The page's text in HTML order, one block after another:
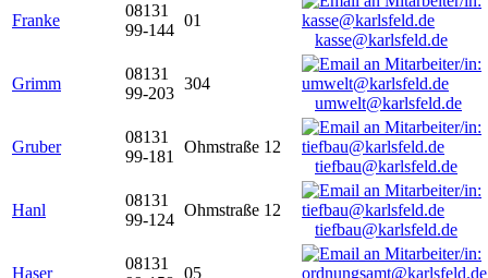
Franke
08131
99-144
01
kasse@karlsfeld.de
Grimm
08131
99-203
304
umwelt@karlsfeld.de
Gruber
08131
99-181
Ohmstraße 12
tiefbau@karlsfeld.de
Hanl
08131
99-124
Ohmstraße 12
tiefbau@karlsfeld.de
Haser
08131
05